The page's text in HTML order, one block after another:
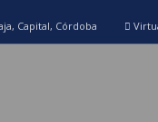
Capital, Córdoba